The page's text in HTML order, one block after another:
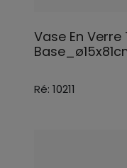
Vase En
Ré: 10211